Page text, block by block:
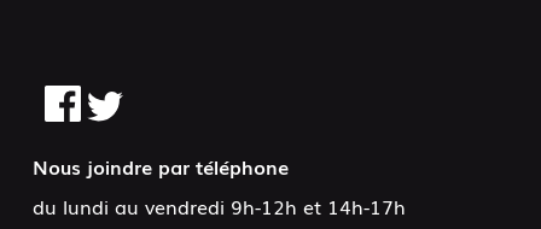
Nous joindre par téléphone
du lundi au vendredi 9h-12h et 14h-17h